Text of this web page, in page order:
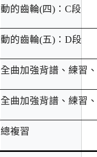
動的齒輪(四) ： C段
動的齒輪(五) ： D段
全曲加強背譜、練習
全曲加強背譜、練習
總複習